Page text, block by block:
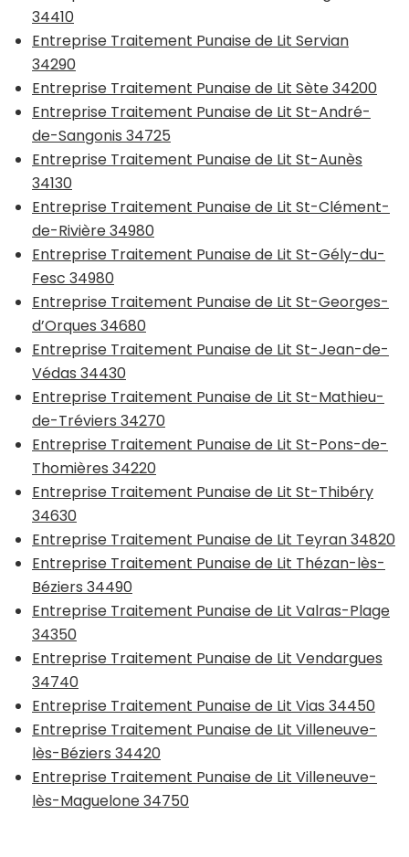
34410
Entreprise Traitement Punaise de Lit Servian
34290
Entreprise Traitement Punaise de Lit Sète 34200
Entreprise Traitement Punaise de Lit St-André-
de-Sangonis 34725
Entreprise Traitement Punaise de Lit St-Aunès
34130
Entreprise Traitement Punaise de Lit St-Clément-
de-Rivière 34980
Entreprise Traitement Punaise de Lit St-Gély-du-
Fesc 34980
Entreprise Traitement Punaise de Lit St-Georges-
d’Orques 34680
Entreprise Traitement Punaise de Lit St-Jean-de-
Védas 34430
Entreprise Traitement Punaise de Lit St-Mathieu-
de-Tréviers 34270
Entreprise Traitement Punaise de Lit St-Pons-de-
Thomières 34220
Entreprise Traitement Punaise de Lit St-Thibéry
34630
Entreprise Traitement Punaise de Lit Teyran 34820
Entreprise Traitement Punaise de Lit Thézan-lès-
Béziers 34490
Entreprise Traitement Punaise de Lit Valras-Plage
34350
Entreprise Traitement Punaise de Lit Vendargues
34740
Entreprise Traitement Punaise de Lit Vias 34450
Entreprise Traitement Punaise de Lit Villeneuve-
lès-Béziers 34420
Entreprise Traitement Punaise de Lit Villeneuve-
lès-Maguelone 34750